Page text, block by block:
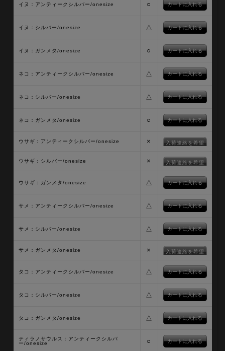
イヌ：アンティークシルバー/onesize ○
イヌ：シルバー/onesize △
イヌ：ガンメタ/onesize ○
ネコ：アンティークシルバー/onesize △
ネコ：シルバー/onesize △
ネコ：ガンメタ/onesize ○
ウサギ：アンティークシルバー/onesize × 入荷連絡を希望
ウサギ：シルバー/onesize × 入荷連絡を希望
ウサギ：ガンメタ/onesize △
サメ：アンティークシルバー/onesize △
サメ：シルバー/onesize △
サメ：ガンメタ/onesize × 入荷連絡を希望
タコ：アンティークシルバー/onesize △
タコ：シルバー/onesize △
タコ：ガンメタ/onesize △
ティラノサウルス：アンティークシルバ
ー/onesize
○